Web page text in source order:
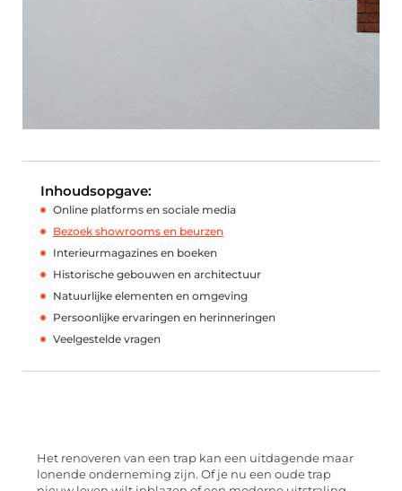
Inhoudsopgave:
Online platforms en sociale media
Bezoek showrooms en beurzen
Interieurmagazines en boeken
Historische gebouwen en architectuur
Natuurlijke elementen en omgeving
Persoonlijke ervaringen en herinneringen
Veelgestelde vragen
Het renoveren van een trap kan een uitdagende maar
lonende onderneming zijn. Of je nu een oude trap